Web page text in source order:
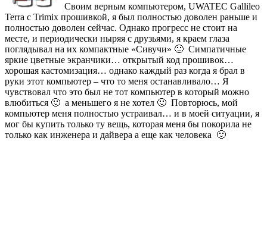
Своим верным компьютером, UWATEC Gallileo
Terra с Trimix прошивкой, я был полностью доволен раньше и
полностью доволен сейчас. Однако прогресс не стоит на
месте, и периодически ныряя с друзьями, я краем глаза
поглядывал на их компактные «Сивучи» 🙂 Симпатичные
яркие цветные экранчики… открытый код прошивок…
хорошая кастомизация… однако каждый раз когда я брал в
руки этот компьютер – что то меня останавливало… Я
чувствовал что это был не тот компьютер в который можно
влюбиться 🙂 а меньшего я не хотел 🙂 Повторюсь, мой
компьютер меня полностью устраивал… и в моей ситуации, я
мог бы купить только ту вещь, которая меня бы покорила не
только как инженера и дайвера а еще как человека 🙂